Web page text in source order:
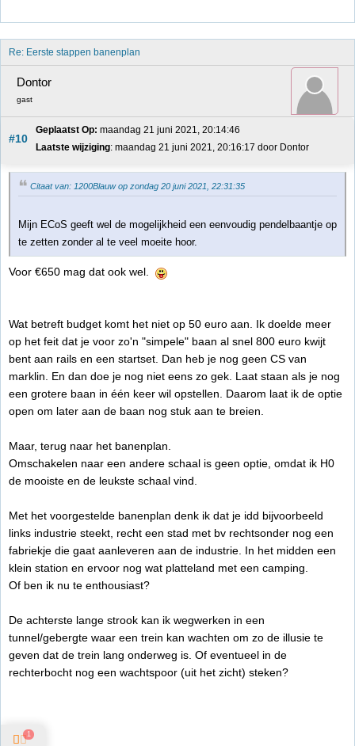
Re: Eerste stappen banenplan
Dontor
gast
#10
Geplaatst Op: maandag 21 juni 2021, 20:14:46
Laatste wijziging: maandag 21 juni 2021, 20:16:17 door Dontor
Citaat van: 1200Blauw op zondag 20 juni 2021, 22:31:35
Mijn ECoS geeft wel de mogelijkheid een eenvoudig pendelbaantje op
te zetten zonder al te veel moeite hoor.
Voor €650 mag dat ook wel.
Wat betreft budget komt het niet op 50 euro aan. Ik doelde meer
op het feit dat je voor zo'n "simpele" baan al snel 800 euro kwijt
bent aan rails en een startset. Dan heb je nog geen CS van
marklin. En dan doe je nog niet eens zo gek. Laat staan als je nog
een grotere baan in één keer wil opstellen. Daarom laat ik de optie
open om later aan de baan nog stuk aan te breien.
Maar, terug naar het banenplan.
Omschakelen naar een andere schaal is geen optie, omdat ik H0
de mooiste en de leukste schaal vind.
Met het voorgestelde banenplan denk ik dat je idd bijvoorbeeld
links industrie steekt, recht een stad met bv rechtsonder nog een
fabriekje die gaat aanleveren aan de industrie. In het midden een
klein station en ervoor nog wat platteland met een camping.
Of ben ik nu te enthousiast?
De achterste lange strook kan ik wegwerken in een
tunnel/gebergte waar een trein kan wachten om zo de illusie te
geven dat de trein lang onderweg is. Of eventueel in de
rechterbocht nog een wachtspoor (uit het zicht) steken?
1